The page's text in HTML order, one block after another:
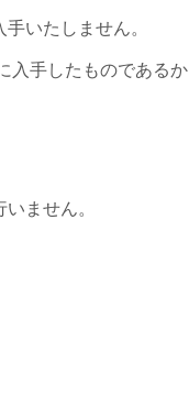
いたしません。
手したものであるか
ません。